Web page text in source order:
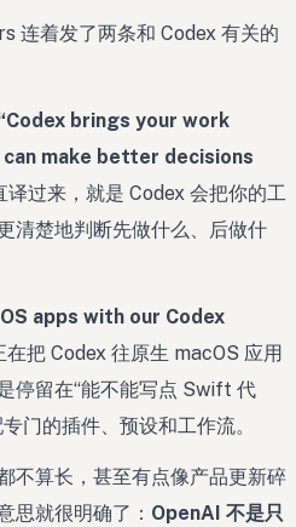
连着发了两条和 Codex 有关的
brings your work
make better decisions
译过来，就是 Codex 会把你的工
清楚地判断先做什么、后做什
apps with our Codex
把 Codex 往原生 macOS 应用
停留在“能不能写点 Swift 代
门的插件、预设和工作流。
不算长，甚至有点像产品更新碎
思就很明确了： OpenAI 不是只